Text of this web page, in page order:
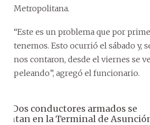
Metropolitana.
“Este es un problema que por
tenemos. Esto ocurrió el sábado y,
nos contaron, desde el viernes se
peleando”, agregó el funcionario.
📌 Dos conductores armados se
en la Terminal de